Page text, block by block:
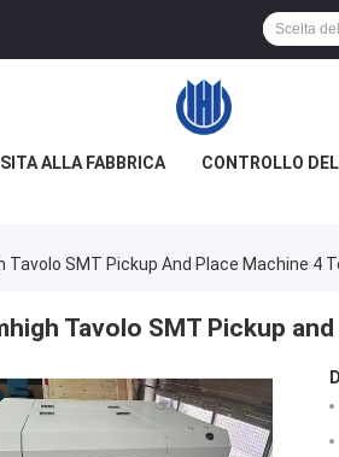
ALLA FABBRICA CONTROLLO
Tavolo SMT Pickup And Place Machine 4
Tavolo SMT Pickup